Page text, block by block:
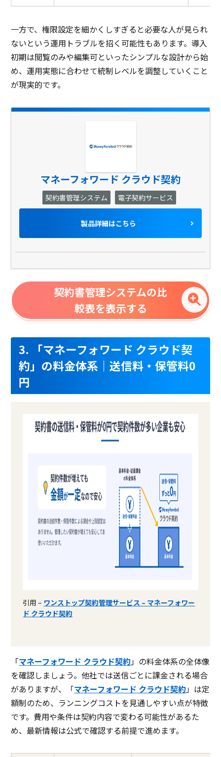
一方で、権限設定を細かくしすぎると必要な人が見られ
ないという運用トラブルを招く可能性もあります。導入
初期は閲覧のみや編集可といったシンプルな設計から始
め、運用実態に合わせて統制レベルを調整していくこと
が現実的です。
マネーフォワード クラウド契約
契約書管理システム 電子契約サービス
製品詳細はこちら
契約書管理システムの比
較表を表示する
3. 「マネーフォワード クラウド契
約」の料金体系｜送信料・保管料0
円
引用 – ワンストップ契約管理サービス – マネーフォワー
ド クラウド契約
「マネーフォワード クラウド契約」の料金体系の全体像
を確認しましょう。他社では送信ごとに課金される場合
がありますが、「マネーフォワード クラウド契約」は定
額制のため、ランニングコストを見通しやすい点が特徴
です。費用や条件は契約内容で変わる可能性があるた
め、最新情報は公式で確認する前提で進めます。